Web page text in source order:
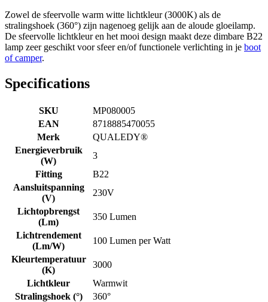
Zowel de sfeervolle warm witte lichtkleur (3000K) als de
stralingshoek (360°) zijn nagenoeg gelijk aan de aloude gloeilamp.
De sfeervolle lichtkleur en het mooi design maakt deze dimbare B22
lamp zeer geschikt voor sfeer en/of functionele verlichting in je boot
of camper.
Specifications
SKU
MP080005
EAN
8718885470055
Merk
QUALEDY®
Energieverbruik
(W)
3
Fitting
B22
Aansluitspanning
(V)
230V
Lichtopbrengst
(Lm)
350 Lumen
Lichtrendement
(Lm/W)
100 Lumen per Watt
Kleurtemperatuur
(K)
3000
Lichtkleur
Warmwit
Stralingshoek (°)
360°